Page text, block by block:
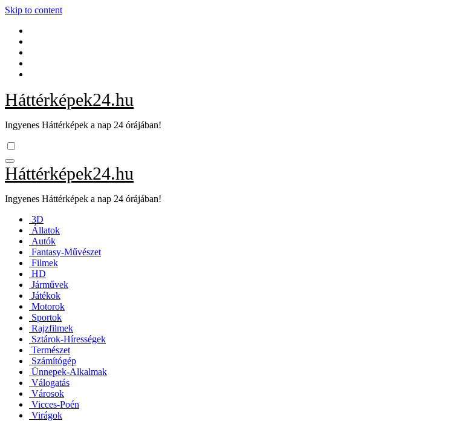
Skip to content
Háttérképek24.hu
Ingyenes Háttérképek a nap 24 órájában!
Háttérképek24.hu
Ingyenes Háttérképek a nap 24 órájában!
3D
Állatok
Autók
Fantasy-Művészet
Filmek
HD
Járművek
Játékok
Motorok
Sportok
Rajzfilmek
Sztárok-Hírességek
Természet
Számítógép
Ünnepek-Alkalmak
Válogatás
Városok
Vicces-Poén
Virágok